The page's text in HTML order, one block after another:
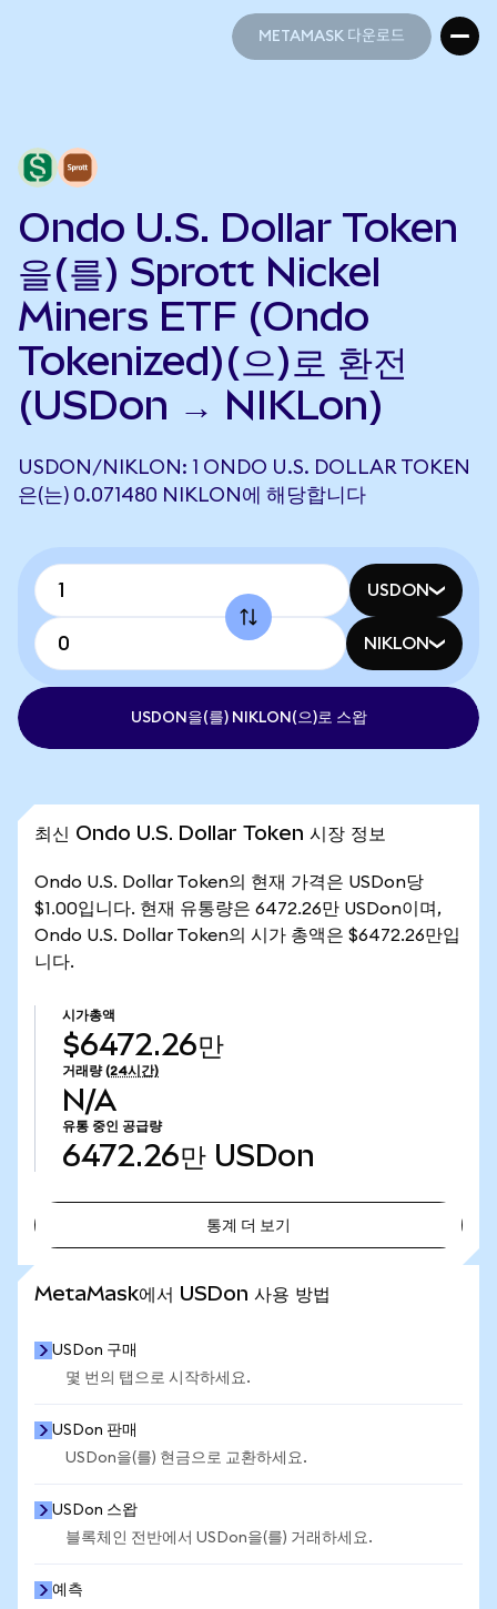
METAMASK 다운로드
Ondo U.S. Dollar Token
을(를) Sprott Nickel
Miners ETF (Ondo
Tokenized)(으)로 환전
(USDon → NIKLon)
USDON/NIKLON: 1 ONDO U.S. DOLLAR TOKEN
은(는) 0.071480 NIKLON에 해당합니다
USDON
NIKLON
USDON을(를) NIKLON(으)로 스왑
최신 Ondo U.S. Dollar Token 시장 정보
Ondo U.S. Dollar Token의 현재 가격은 USDon당
$1.00입니다. 현재 유통량은 6472.26만 USDon이며,
Ondo U.S. Dollar Token의 시가 총액은 $6472.26만입
니다.
시가총액
$6472.26만
거래량 (24시간)
N/A
유통 중인 공급량
6472.26만 USDon
통계 더 보기
MetaMask에서 USDon 사용 방법
USDon 구매
몇 번의 탭으로 시작하세요.
USDon 판매
USDon을(를) 현금으로 교환하세요.
USDon 스왑
블록체인 전반에서 USDon을(를) 거래하세요.
예측